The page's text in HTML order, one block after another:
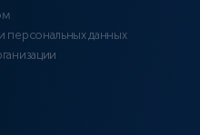
персональных данных